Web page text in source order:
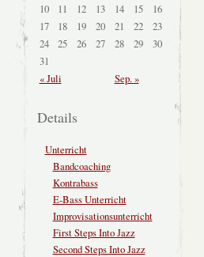
10
11 12 13 14 15
16
17
18 19 20 21 22
23
24
25 26 27 28 29
30
31
« Juli
Sep. »
Details
Unterricht
Bandcoaching
Kontrabass
E-Bass Unterricht
Improvisationsunterricht
First Steps Into Jazz
Second Steps Into Jazz